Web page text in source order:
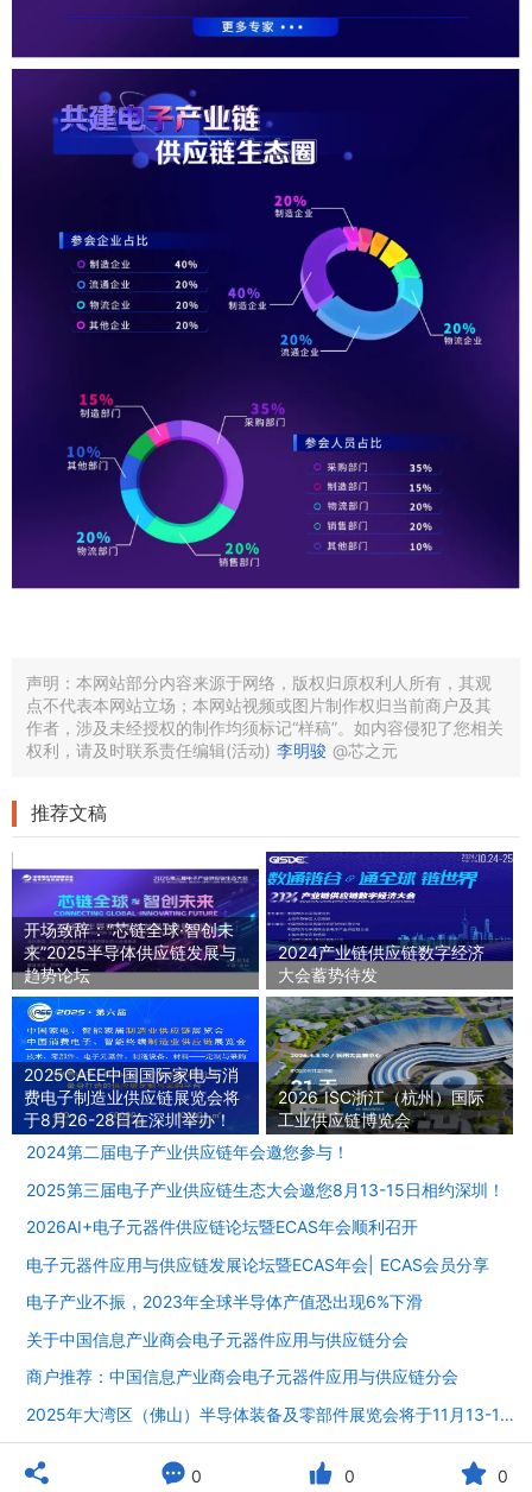
声明：本网站部分内容来源于网络，版权归原权利人所有，其观
点不代表本网站立场；本网站视频或图片制作权归当前商户及其
作者，涉及未经授权的制作均须标记“样稿”。如内容侵犯了您相关
权利，请及时联系责任编辑(活动) 李明骏 @芯之元
推荐文稿
开场致辞：“芯链全球·智创未
来”2025半导体供应链发展与
趋势论坛
2024产业链供应链数字经济
大会蓄势待发
2025CAEE中国国际家电与消
费电子制造业供应链展览会将
于8月26-28日在深圳举办！
2026 ISC浙江（杭州）国际
工业供应链博览会
2024第二届电子产业供应链年会邀您参与！
2025第三届电子产业供应链生态大会邀您8月13-15日相约深圳！
2026AI+电子元器件供应链论坛暨ECAS年会顺利召开
电子元器件应用与供应链发展论坛暨ECAS年会| ECAS会员分享
电子产业不振，2023年全球半导体产值恐出现6%下滑
关于中国信息产业商会电子元器件应用与供应链分会
商户推荐：中国信息产业商会电子元器件应用与供应链分会
2025年大湾区（佛山）半导体装备及零部件展览会将于11月13-15日在潭州国际会展中心举办！
 0 0 0